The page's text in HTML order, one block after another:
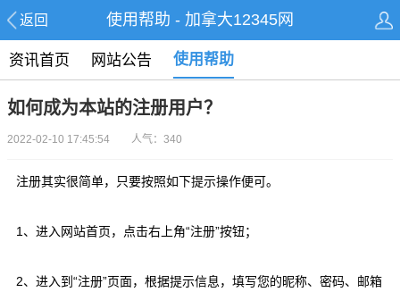
返回 使用帮助 - 加拿大12345网
资讯首页 网站公告 使用帮助
如何成为本站的注册用户？
2022-02-10 17:45:54 人气：340
注册其实很简单，只要按照如下提示操作便可。
1、进入网站首页，点击右上角“注册”按钮；
2、进入到“注册”页面，根据提示信息，填写您的昵称、密码、邮箱